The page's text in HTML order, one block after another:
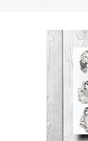
Скидка: 50%